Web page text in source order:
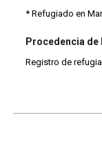
* Refugiado en
Procedencia
Registro de